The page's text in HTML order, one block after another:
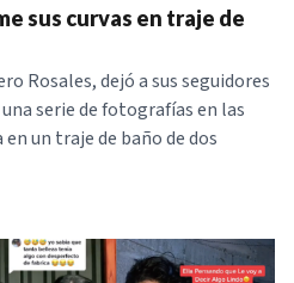
sus curvas en traje de
Rosales, dejó a sus seguidores
serie de fotografías en las
un traje de baño de dos